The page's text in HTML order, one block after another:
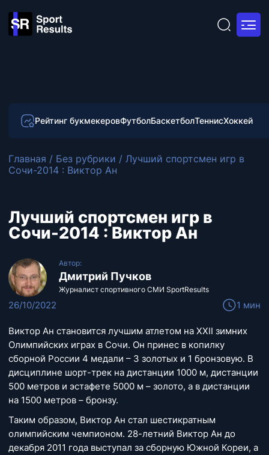
Рейтинг букмекеровФутболБаскетболТеннисХоккей
Главная / Без рубрики / Лучший спортсмен игр в
Сочи-2014 : Виктор Ан
Лучший спортсмен игр в
Сочи-2014 : Виктор Ан
Автор:
Дмитрий Пучков
Журналист спортивного СМИ SportResults
26/10/2022 1 мин
Виктор Ан становится лучшим атлетом на XXII зимних
Олимпийских играх в Сочи. Он принес в копилку
сборной России 4 медали – 3 золотых и 1 бронзовую. В
дисциплине шорт-трек на дистанции 1000 м, дистанции
500 метров и эстафете 5000 м – золото, а в дистанции
на 1500 метров – бронзу.
Таким образом, Виктор Ан стал шестикратным
олимпийским чемпионом. 28-летний Виктор Ан до
декабря 2011 года выступал за сборную Южной Кореи, а